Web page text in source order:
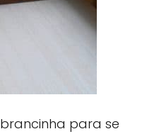
para se